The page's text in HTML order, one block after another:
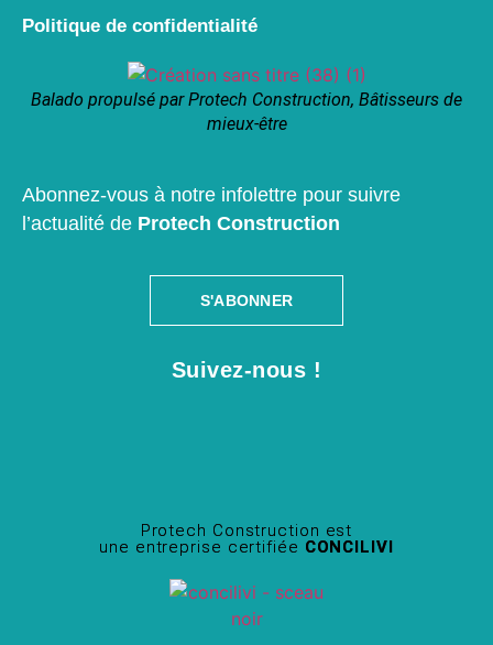
Politique de confidentialité
Balado propulsé par Protech Construction, Bâtisseurs de
mieux-être
Abonnez-vous à notre infolettre pour suivre
l’actualité de Protech Construction
S'ABONNER
Suivez-nous !
Protech Construction est
une entreprise certifiée CONCILIVI